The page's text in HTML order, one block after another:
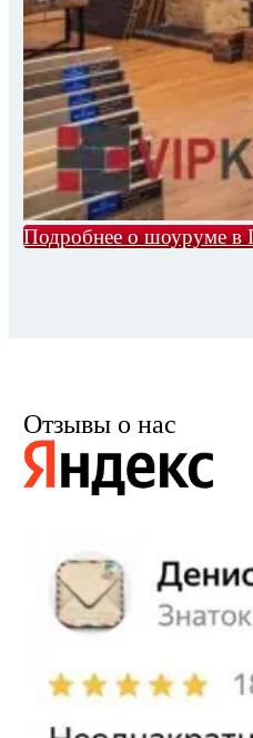
Подробнее о шоуруме в
Отзывы о нас